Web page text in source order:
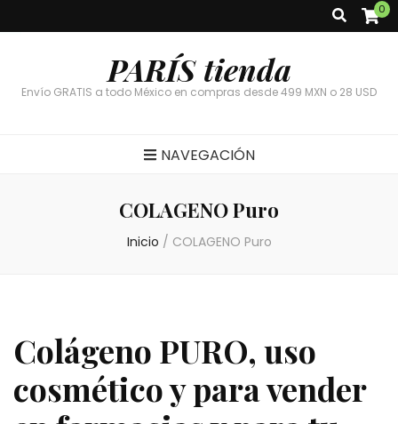
0
PARÍS tienda
Envío GRATIS a todo México en compras desde 499 MXN o 28 USD
NAVEGACIÓN
COLAGENO Puro
Inicio / COLAGENO Puro
Colágeno PURO, uso
cosmético y para vender